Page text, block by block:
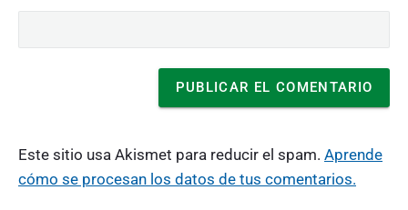
Este sitio usa Akismet para reducir el spam. Aprende
cómo se procesan los datos de tus comentarios.